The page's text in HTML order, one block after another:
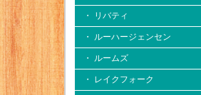
・ リバティ
・ ルーハージェンセン
・ ルームズ
・ レイクフォーク